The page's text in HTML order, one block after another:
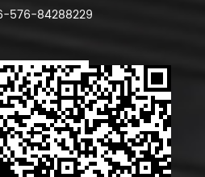
576-84288229